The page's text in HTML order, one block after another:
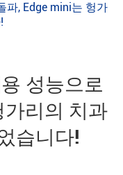
파, Edge mini는 헝가
성능으로
가리의 치과
습니다!